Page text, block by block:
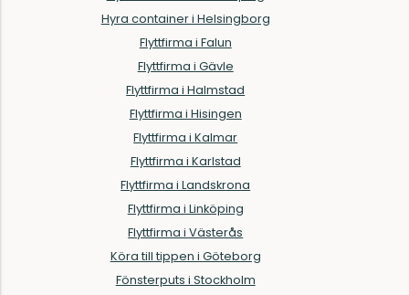
Hyra container i Helsingborg
Flyttfirma i Falun
Flyttfirma i Gävle
Flyttfirma i Halmstad
Flyttfirma i Hisingen
Flyttfirma i Kalmar
Flyttfirma i Karlstad
Flyttfirma i Landskrona
Flyttfirma i Linköping
Flyttfirma i Västerås
Köra till tippen i Göteborg
Fönsterputs i Stockholm